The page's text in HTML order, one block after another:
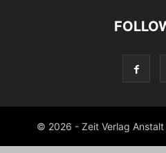
© 2026 - Zeit Verlag Anstalt